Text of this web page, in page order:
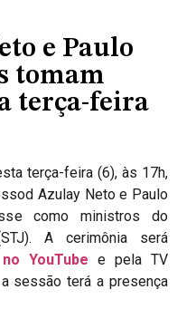
e Paulo
tomam
terça-feira
terça-feira (6), às 17h,
Azulay Neto e Paulo
como ministros do
A cerimônia será
YouTube e pela TV
sessão terá a presença